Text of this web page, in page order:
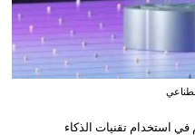
في استخدام تقنيات الذكاء